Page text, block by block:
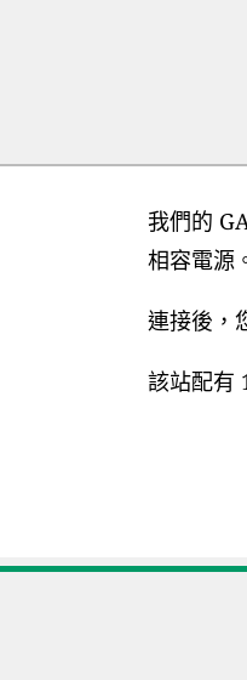
我們的
相容電源
連接後，
該站配有